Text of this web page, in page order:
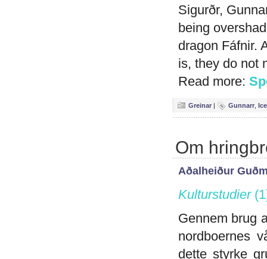
Sigurðr,
being
dragon Fáfnir.
is, they do not
Read more:
Greinar | Gunnarr
Om
Aðalheiður
Kulturstudier
Gennem brug
nordboernes
dette styrke